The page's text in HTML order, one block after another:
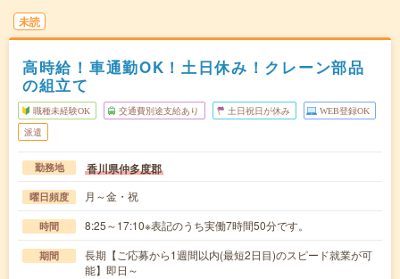
未読
高時給！車通勤OK！土日休み！クレーン部品
の組立て
職種未経験OK 交通費別途支給あり 土日祝日が休み WEB登録OK
派遣
勤務地 香川県仲多度郡
曜日頻度 月～金・祝
時間 8:25～17:10※表記のうち実働7時間50分です。
期間
長期【ご応募から1週間以内(最短2日目)のスピード就業が可
能】即日～